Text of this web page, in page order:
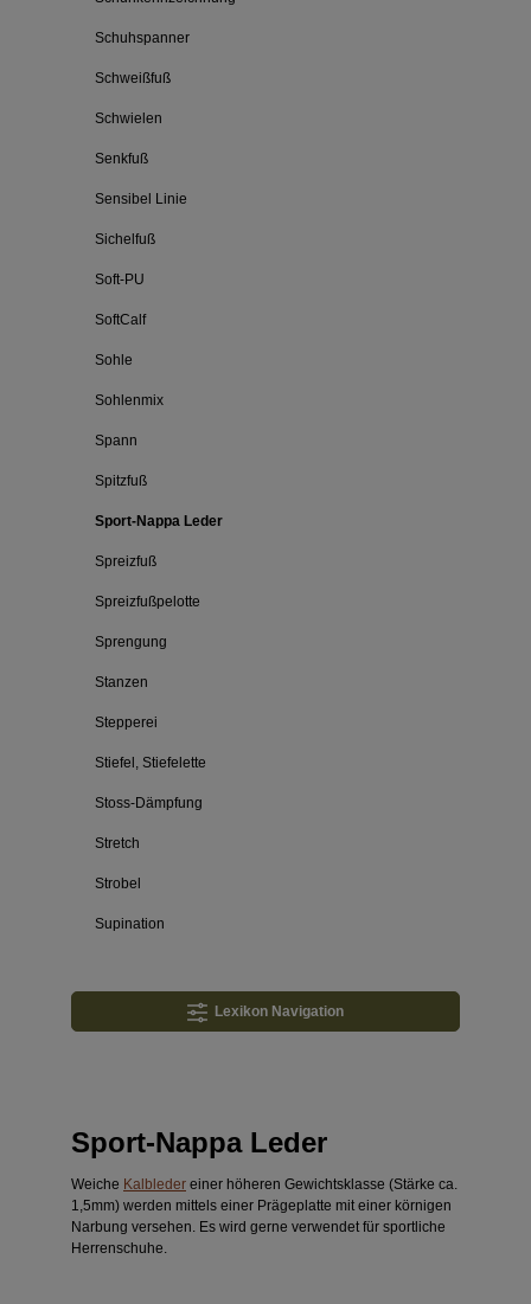
Schuhspanner
Schweißfuß
Schwielen
Senkfuß
Sensibel Linie
Sichelfuß
Soft-PU
SoftCalf
Sohle
Sohlenmix
Spann
Spitzfuß
Sport-Nappa Leder
Spreizfuß
Spreizfußpelotte
Sprengung
Stanzen
Stepperei
Stiefel, Stiefelette
Stoss-Dämpfung
Stretch
Strobel
Supination
Lexikon Navigation
Sport-Nappa Leder
Weiche Kalbleder einer höheren Gewichtsklasse (Stärke ca.
1,5mm) werden mittels einer Prägeplatte mit einer körnigen
Narbung versehen. Es wird gerne verwendet für sportliche
Herrenschuhe.